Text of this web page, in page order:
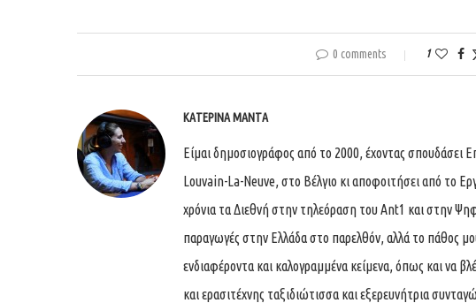
0 comments 1
ΚΑΤΕΡΊΝΑ ΜΑΝΤΆ
Είμαι δημοσιογράφος από το 2000, έχοντας σπουδάσει
Louvain-La-Neuve, στο Βέλγιο κι αποφοιτήσει από το
χρόνια τα Διεθνή στην τηλεόραση του Ant1 και στην
παραγωγές στην Ελλάδα στο παρελθόν, αλλά το πάθος
ενδιαφέροντα και καλογραμμένα κείμενα, όπως και να
και ερασιτέχνης ταξιδιώτισσα και εξερευνήτρια